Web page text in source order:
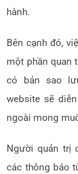
hành.
Bên cạnh đó,
một phần quan
có bản sao
website sẽ
ngoài mong
Người quản trị
các thông báo